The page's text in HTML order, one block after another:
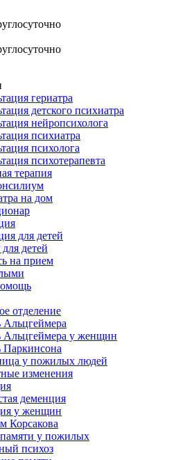
гериатра
детского психиатра
нейропсихолога
психиатра
психолога
психотерапевта
терапия
на дом
для детей
детей
на прием
отделение
Альцгеймера
Альцгеймера у женщин
Паркинсона
у пожилых людей
изменения
деменция
у женщин
Корсакова
у пожилых
психоз